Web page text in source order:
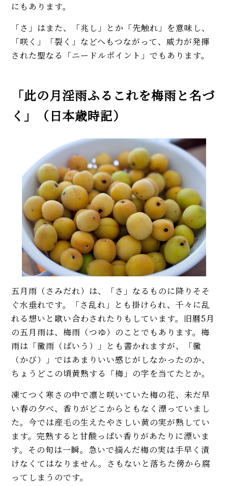
にもあります。
「さ」はまた、「兆し」とか「先触れ」を意味し、
「咲く」「裂く」などへもつながって、威力が発揮
された聖なる「ニードルポイント」でもあります。
「此の月淫雨ふるこれを梅雨と名づ
く」（日本歳時記）
五月雨（さみだれ）は、「さ」なるものに降りそそ
ぐ水垂れです。「さ乱れ」とも掛けられ、千々に乱
れる想いと歌い合わされたりもしています。旧暦5月
の五月雨は、梅雨（つゆ）のことでもあります。梅
雨は「黴雨（ばいう）」とも書かれますが、「黴
（かび）」ではあまりいい感じがしなかったのか、
ちょうどこの頃黄熟する「梅」の字を当てたとか。
凍てつく寒さの中で凛と咲いていた梅の花、未だ早
い春の夕べ、香りがどこからともなく漂っていまし
た。今では産毛の生えたやさしい黄の実が熟してい
ます。完熟すると甘酸っぱい香りがあたりに漂いま
す。その旬は一瞬。急いで摘んだ梅の実は手早く漬
けなくてはなりません。さもないと落ちた傍から腐
ってしまうのです。